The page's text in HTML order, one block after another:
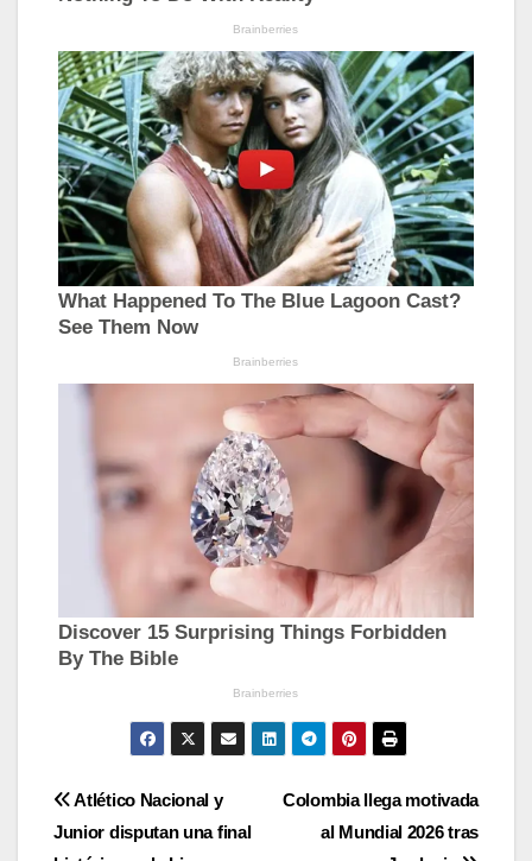
Navegación
Colombia llega motivada
al Mundial 2026 tras
Atlético Nacional y
Junior disputan una final